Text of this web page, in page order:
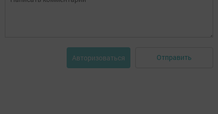
Авторизоваться Отправить